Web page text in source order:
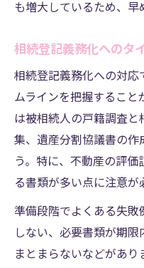
も増大しているため、早
相続登記義務化へのタ
相続登記義務化への対応
ムラインを把握すること
は被相続人の戸籍調査
集、遺産分割協議書の作
う。特に、不動産の評
る書類が多い点に注意が
準備段階でよくある失敗
しない、必要書類が期
まとまらないなどがあ